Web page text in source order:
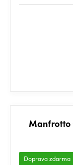
Manfrotto
Doprava zdarma